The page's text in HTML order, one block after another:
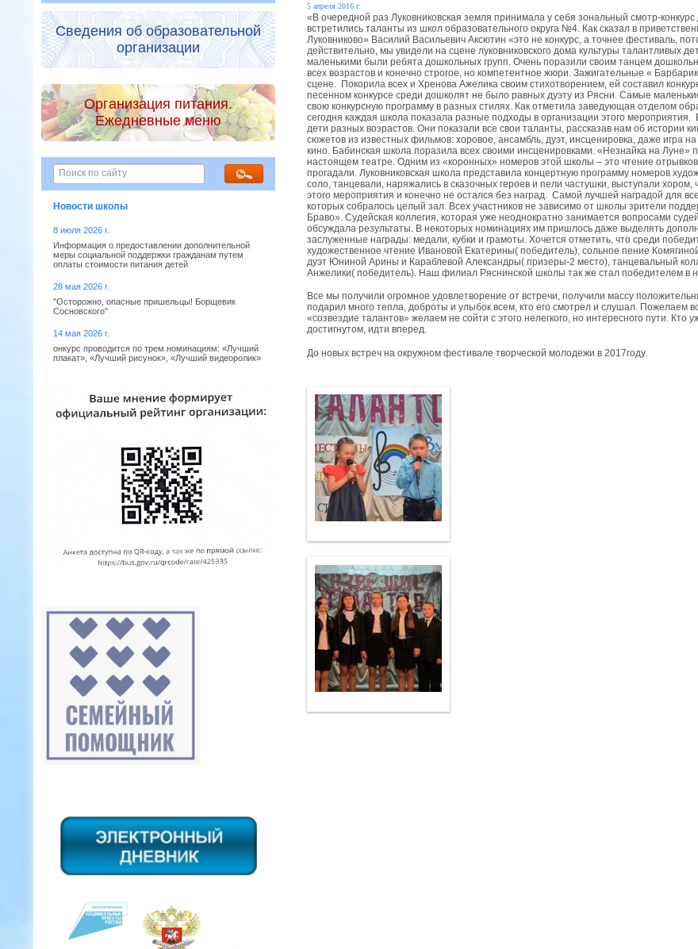
Сведения об образовательной
организации
Организация питания.
Ежедневные меню
Новости школы
8 июля 2026 г.
Информация о предоставлении дополнительной
меры социальной поддержки гражданам путем
оплаты стоимости питания детей
28 мая 2026 г.
"Осторожно, опасные пришельцы! Борщевик
Сосновского"
14 мая 2026 г.
онкурс проводится по трем номинациям: «Лучший
плакат», «Лучший рисунок», «Лучший видеоролик»
5 апреля 2016 г.
«В очередной раз Луковниковская земля принимала у себя зональный смотр-
встретились таланты из школ образовательного округа №4. Как сказал в
Луковниково» Василий Васильевич Аксютин «это не конкурс, а точнее фестиваль,
действительно, мы увидели на сцене луковниковского дома культуры талантливых
маленькими были ребята дошкольных групп. Очень поразили своим танцем
всех возрастов и конечно строгое, но компетентное жюри. Зажигательные «
сцене. Покорила всех и Хренова Ажелика своим стихотворением, ей составил
песенном конкурсе среди дошколят не было равных дуэту из Рясни. Самые
свою конкурсную программу в разных стилях. Как отметила заведующая отделом
сегодня каждая школа показала разные подходы в организации этого
дети разных возрастов. Они показали все свои таланты, рассказав нам об истории
сюжетов из известных фильмов: хоровое, ансамбль, дуэт, инсценировка, даже игра
кино. Бабинская школа поразила всех своими инсценировками. «Незнайка на
настоящем театре. Одним из «коронных» номеров этой школы – это чтение
прогадали. Луковниковская школа представила концертную программу номеров
соло, танцевали, наряжались в сказочных героев и пели частушки, выступали
этого мероприятия и конечно не остался без наград. Самой лучшей наградой для
которых собралось целый зал. Всех участников не зависимо от школы зрители
Браво». Судейская коллегия, которая уже неоднократно занимается вопросами
обсуждала результаты. В некоторых номинациях им пришлось даже выделять
заслуженные награды: медали, кубки и грамоты. Хочется отметить, что среди
художественное чтение Ивановой Екатерины( победитель), сольное пение
дуэт Юниной Арины и Караблевой Александры( призеры-2 место), танцевальный
Анжелики( победитель). Наш филиал Ряснинской школы так же стал победителем в
Все мы получили огромное удовлетворение от встречи, получили массу
подарил много тепла, доброты и улыбок всем, кто его смотрел и слушал. Пожелаем
«созвездие талантов» желаем не сойти с этого нелегкого, но интересного пути. Кто
достигнутом, идти вперед.
До новых встреч на окружном фестивале творческой молодежи в 2017году.